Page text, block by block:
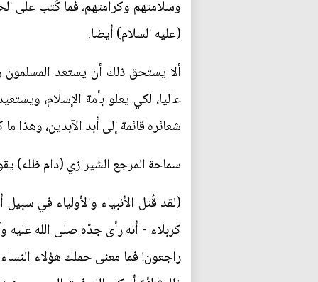
وسلامتهم وكرامتهم، فما كُتب على
(عليه السلام) أيضا.
ألا يستحق ذلك أن يستعد المسلمون
عاليا، لكي يعلو بأمة الإسلام،
شعائره قائمة إلى أبد الآبدين،
سماحة المرجع الشيرازي (دام ظله)
(لقد قُتل الأنبياء والأولياء في
كربلاء - أنه رأى جدّه صلى الله عليه
راجعون! فما معنى حملك هؤلاء